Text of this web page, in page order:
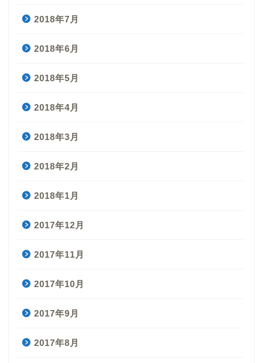
2018年7月
2018年6月
2018年5月
2018年4月
2018年3月
2018年2月
2018年1月
2017年12月
2017年11月
2017年10月
2017年9月
2017年8月